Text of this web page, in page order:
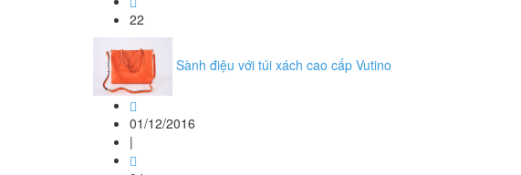
22
Sành điệu với túi xách cao cấp Vutino
01/12/2016
|